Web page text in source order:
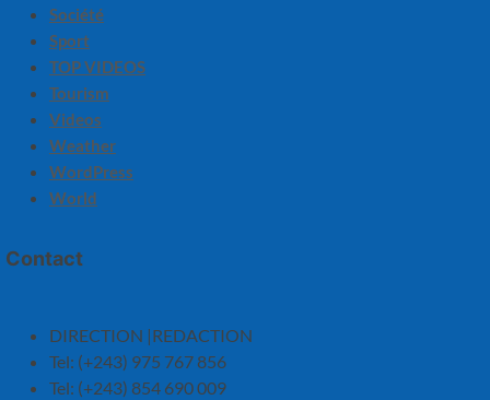
Société
Sport
TOP VIDEOS
Tourism
Videos
Weather
WordPress
World
Contact
DIRECTION |REDACTION
Tel: (+243) 975 767 856
Tel: (+243) 854 690 009